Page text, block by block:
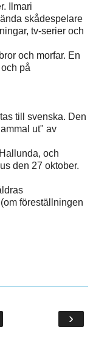
Ilmari
skådespelare
tv-serier och
och morfar. En
på
till svenska. Den
ut" av
och
den 27 oktober.
(om föreställningen
›